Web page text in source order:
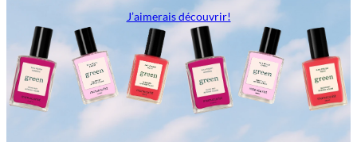
J’aimerais découvrir!